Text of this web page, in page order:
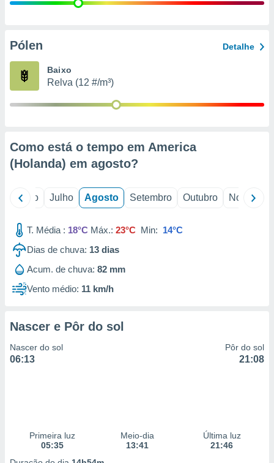
e
de
Pólen Detalhe
Baixo
Relva (12 #/m³)
Como está o tempo em America
(Holanda) em agosto?
Junho Julho Agosto Setembro Outubro Novembro
T. Média : 18°C Máx.: 23°C Min: 14°C
Dias de chuva: 13 dias
Acum. de chuva: 82 mm
Vento médio: 11 km/h
Nascer e Pôr do sol
Nascer do sol
06:13
Pôr do sol
21:08
Primeira luz
05:35
Meio-dia
13:41
Última luz
21:46